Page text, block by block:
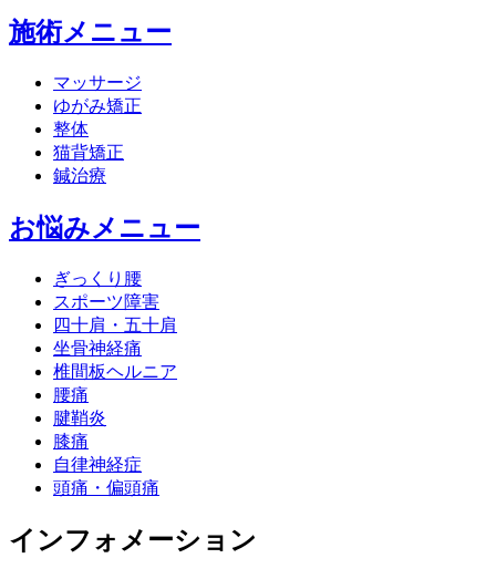
施術メニュー
マッサージ
ゆがみ矯正
整体
猫背矯正
鍼治療
お悩みメニュー
ぎっくり腰
スポーツ障害
四十肩・五十肩
坐骨神経痛
椎間板ヘルニア
腰痛
腱鞘炎
膝痛
自律神経症
頭痛・偏頭痛
インフォメーション